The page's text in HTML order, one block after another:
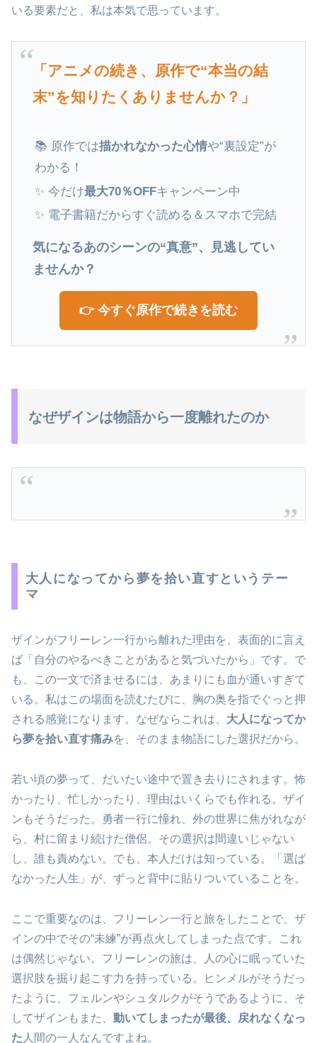
いる要素だと、私は本気で思っています。
「アニメの続き、原作で“本当の結
末”を知りたくありませんか？」
📚 原作では描かれなかった心情や“裏設定”が
わかる！
✨ 今だけ最大70％OFFキャンペーン中
✨ 電子書籍だからすぐ読める＆スマホで完結
気になるあのシーンの“真意”、見逃してい
ませんか？
👉 今すぐ原作で続きを読む
なぜザインは物語から一度離れたのか
大人になってから夢を拾い直すというテー
マ
ザインがフリーレン一行から離れた理由を、表面的に言え
ば「自分のやるべきことがあると気づいたから」です。で
も、この一文で済ませるには、あまりにも血が通いすぎて
いる。私はこの場面を読むたびに、胸の奥を指でぐっと押
される感覚になります。なぜならこれは、 大人になってか
ら夢を拾い直す痛みを、そのまま物語にした選択だから。
若い頃の夢って、だいたい途中で置き去りにされます。怖
かったり、忙しかったり、理由はいくらでも作れる。ザイ
ンもそうだった。勇者一行に憧れ、外の世界に焦がれなが
ら、村に留まり続けた僧侶。その選択は間違いじゃない
し、誰も責めない。でも、本人だけは知っている。「選ば
なかった人生」が、ずっと背中に貼りついていることを。
ここで重要なのは、フリーレン一行と旅をしたことで、ザ
インの中でその“未練”が再点火してしまった点です。これ
は偶然じゃない。フリーレンの旅は、人の心に眠っていた
選択肢を掘り起こす力を持っている。ヒンメルがそうだっ
たように、フェルンやシュタルクがそうであるように、そ
してザインもまた、 動いてしまったが最後、戻れなくなっ
た 人間の一人なんですよね。